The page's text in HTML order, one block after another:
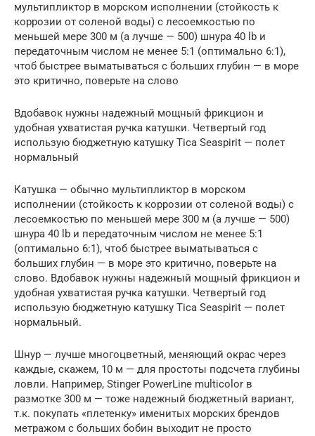
мультипликтор в морском исполнении (стойкость к
коррозии от соленой воды) с лесоемкостью по
меньшей мере 300 м (а лучше — 500) шнура 40 lb и
передаточным числом не менее 5:1 (оптимально 6:1),
чтоб быстрее выматываться с больших глубин — в море
это критично, поверьте на слово
Вдобавок нужны надежный мощный фрикцион и
удобная ухватистая ручка катушки. Четвертый год
использую бюджетную катушку Tica Seaspirit — полет
нормальный
Катушка — обычно мультипликтор в морском
исполнении (стойкость к коррозии от соленой воды) с
лесоемкостью по меньшей мере 300 м (а лучше — 500)
шнура 40 lb и передаточным числом не менее 5:1
(оптимально 6:1), чтоб быстрее выматываться с
больших глубин — в море это критично, поверьте на
слово. Вдобавок нужны надежный мощный фрикцион и
удобная ухватистая ручка катушки. Четвертый год
использую бюджетную катушку Tica Seaspirit — полет
нормальный.
Шнур — лучше многоцветный, меняющий окрас через
каждые, скажем, 10 м — для простоты подсчета глубины
ловли. Например, Stinger PowerLine multicolor в
размотке 300 м — тоже надежный бюджетный вариант,
т.к. покупать «плетенку» именитых морских брендов
метражом с больших бобин выходит не просто